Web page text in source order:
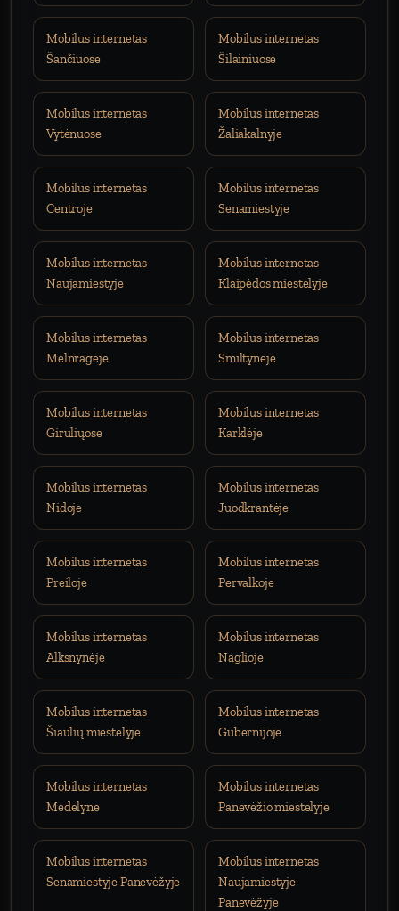
Mobilus internetas
Šančiuose
Mobilus internetas
Šilainiuose
Mobilus internetas
Vytėnuose
Mobilus internetas
Žaliakalnyje
Mobilus internetas
Centroje
Mobilus internetas
Senamiestyje
Mobilus internetas
Naujamiestyje
Mobilus internetas
Klaipėdos miestelyje
Mobilus internetas
Melnragėje
Mobilus internetas
Smiltynėje
Mobilus internetas
Giruliųose
Mobilus internetas
Karklėje
Mobilus internetas
Nidoje
Mobilus internetas
Juodkrantėje
Mobilus internetas
Preiloje
Mobilus internetas
Pervalkoje
Mobilus internetas
Alksnynėje
Mobilus internetas
Naglioje
Mobilus internetas
Šiaulių miestelyje
Mobilus internetas
Gubernijoje
Mobilus internetas
Medelyne
Mobilus internetas
Panevėžio miestelyje
Mobilus internetas
Senamiestyje Panevėžyje
Mobilus internetas
Naujamiestyje
Panevėžyje